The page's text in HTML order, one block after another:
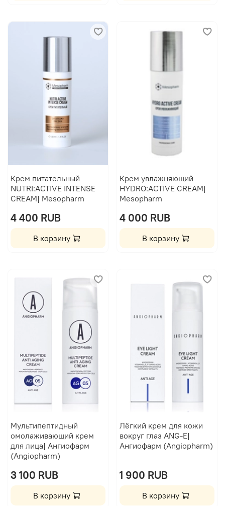
Крем питательный
NUTRI:ACTIVE INTENSE
CREAM| Mesopharm
4 400 RUB
В корзину
Крем увлажняющий
HYDRO:ACTIVE CREAM|
Mesopharm
4 000 RUB
В корзину
Мультипептидный
омолаживающий крем
для лица| Ангиофарм
(Angiopharm)
3 100 RUB
В корзину
Лёгкий крем для кожи
вокруг глаз ANG-E|
Ангиофарм (Angiopharm)
1 900 RUB
В корзину